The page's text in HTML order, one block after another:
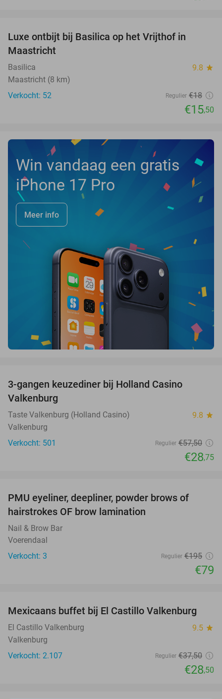
TODAY
Luxe ontbijt bij Basilica op het Vrijthof in
Maastricht
Basilica 9.8 star
Maastricht (8 km)
Verkocht: 52
Regulier €18
€15,50
Win vandaag een gratis
iPhone 17 Pro
Meer info
3-gangen keuzediner bij Holland Casino
Valkenburg
Taste Valkenburg (Holland Casino) 9.8 star
Valkenburg
Verkocht: 501
Regulier €57,50
€28,75
PMU eyeliner, deepliner, powder brows of
hairstrokes OF brow lamination
Nail & Brow Bar
Voerendaal
Verkocht: 3
Regulier €195
€79
24%
Mexicaans buffet bij El Castillo Valkenburg
El Castillo Valkenburg 9.5 star
Valkenburg
Verkocht: 2.107
Regulier €37,50
€28,50